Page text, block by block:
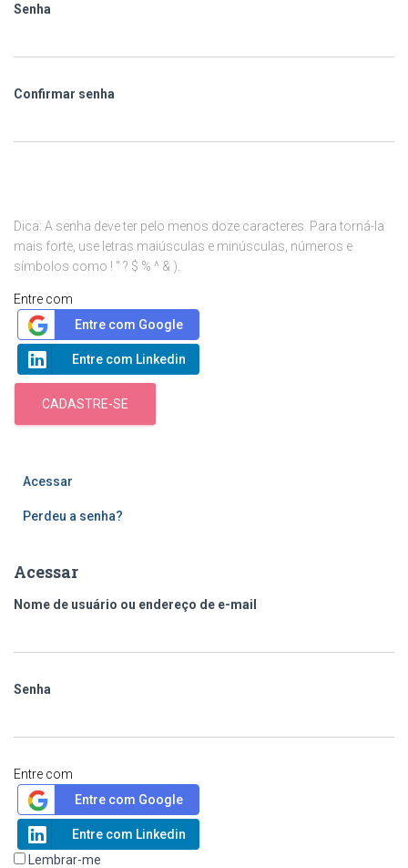
Senha
Confirmar senha
Dica: A senha deve ter pelo menos doze caracteres. Para torná-la
mais forte, use letras maiúsculas e minúsculas, números e
símbolos como ! " ? $ % ^ & ).
Entre com
Entre com Google
Entre com Linkedin
CADASTRE-SE
Acessar
Perdeu a senha?
Acessar
Nome de usuário ou endereço de e-mail
Senha
Entre com
Entre com Google
Entre com Linkedin
Lembrar-me